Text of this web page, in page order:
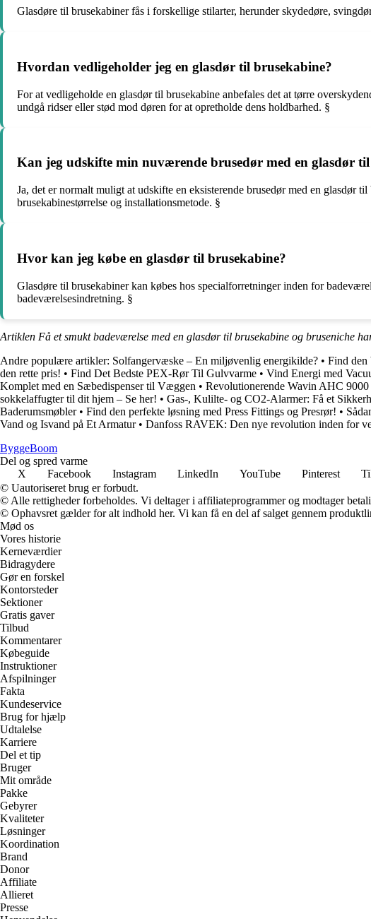
Glasdøre til brusekabiner fås i forskellige stilarter, herunder skydedøre,
Hvordan vedligeholder jeg en glasdør til brusekabine?
For at vedligeholde en glasdør til brusekabine anbefales det at tørre
undgå ridser eller stød mod døren for at opretholde dens holdbarhed. §
Kan jeg udskifte min nuværende brusedør med en glasdør
Ja, det er normalt muligt at udskifte en eksisterende brusedør med en glasdør
brusekabinestørrelse og installationsmetode. §
Hvor kan jeg købe en glasdør til brusekabine?
Glasdøre til brusekabiner kan købes hos specialforretninger inden for
badeværelsesindretning. §
Artiklen Få et smukt badeværelse med en glasdør til brusekabine og bruseniche
Andre populære artikler: Solfangervæske – En miljøvenlig energikilde? • Find
den rette pris! • Find Det Bedste PEX-Rør Til Gulvvarme • Vind Energi med
Komplet med en Sæbedispenser til Væggen • Revolutionerende Wavin AHC
sokkelaffugter til dit hjem – Se her! • Gas-, Kulilte- og CO2-Alarmer: Få et
Baderumsmøbler• Find den perfekte løsning med Press Fittings og Presrør! •
Vand og Isvand på Et Armatur• Danfoss RAVEK: Den nye revolution inden for
ByggeBoom
Del og spred varme
X
Facebook Instagram LinkedIn YouTube Pinterest
© Uautoriseret brug er forbudt.
© Alle rettigheder forbeholdes. Vi deltager i affiliateprogrammer og modtager
© Ophavsret gælder for alt indhold her. Vi kan få en del af salget gennem
Mød os
Vores historie
Kerneværdier
Bidragydere
Gør en forskel
Kontorsteder
Sektioner
Gratis gaver
Tilbud
Kommentarer
Købeguide
Instruktioner
Afspilninger
Fakta
Kundeservice
Brug for hjælp
Udtalelse
Karriere
Del et tip
Bruger
Mit område
Pakke
Gebyrer
Kvaliteter
Løsninger
Koordination
Brand
Donor
Affiliate
Allieret
Presse